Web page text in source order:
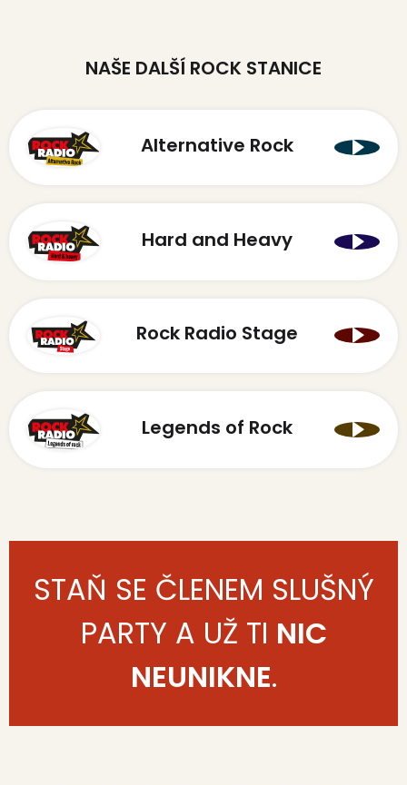
NAŠE DALŠÍ ROCK STANICE
Alternative Rock
Hard and Heavy
Rock Radio Stage
Legends of Rock
STAŇ SE ČLENEM SLUŠNÝ
PARTY A UŽ TI NIC
NEUNIKNE.